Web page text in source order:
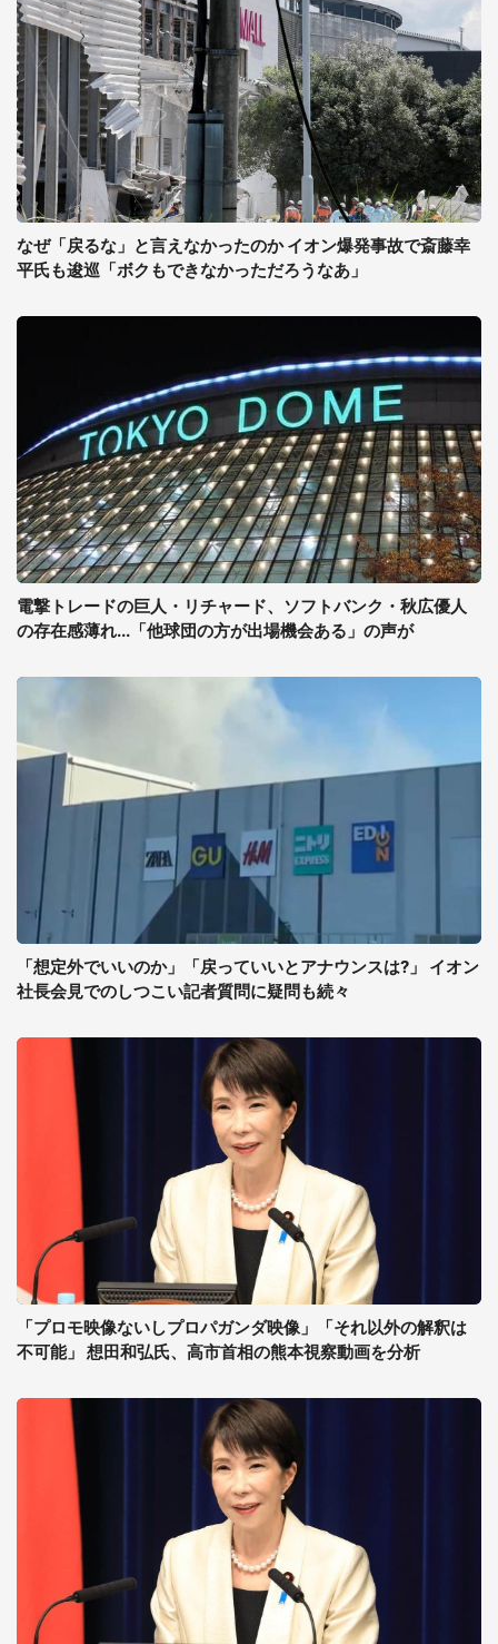
なぜ「戻るな」と言えなかったのか イオン爆発事故で斎藤幸
平氏も逡巡「ボクもできなかっただろうなあ」
電撃トレードの巨人・リチャード、ソフトバンク・秋広優人
の存在感薄れ...「他球団の方が出場機会ある」の声が
「想定外でいいのか」「戻っていいとアナウンスは?」 イオン
社長会見でのしつこい記者質問に疑問も続々
「プロモ映像ないしプロパガンダ映像」「それ以外の解釈は
不可能」 想田和弘氏、高市首相の熊本視察動画を分析